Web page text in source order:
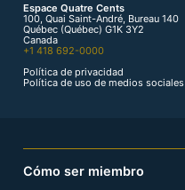
Espace Quatre Cents
100, Quai Saint-André, Bureau 140
Québec (Québec) G1K 3Y2
Canada
+1 418 692-0000
Política de privacidad
Política de uso de medios sociales
Cómo ser miembro